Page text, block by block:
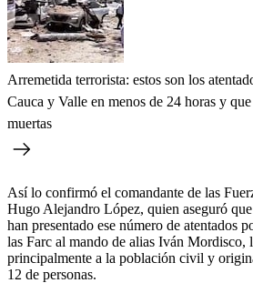
Arremetida terrorista: estos son los
Cauca y Valle en menos de 24 horas y
muertas
Así lo confirmó el comandante de las
Hugo Alejandro López, quien aseguró
han presentado ese número de atentados
las Farc al mando de alias Iván Mordisco,
principalmente a la población civil y
12 de personas.